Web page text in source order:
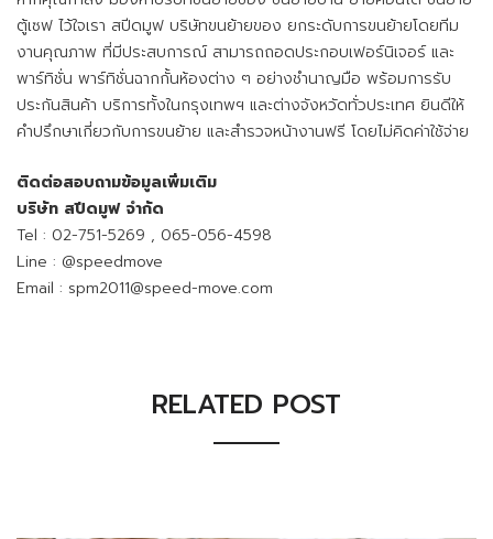
ตู้เซฟ ไว้ใจเรา สปีดมูฟ บริษัทขนย้ายของ ยกระดับการขนย้ายโดยทีม
งานคุณภาพ ที่มีประสบการณ์ สามารถถอดประกอบเฟอร์นิเจอร์ และ
พาร์ทิชั่น พาร์ทิชั่นฉากกั้นห้องต่าง ๆ อย่างชำนาญมือ พร้อมการรับ
ประกันสินค้า บริการทั้งในกรุงเทพฯ และต่างจังหวัดทั่วประเทศ ยินดีให้
คำปรึกษาเกี่ยวกับการขนย้าย และสำรวจหน้างานฟรี โดยไม่คิดค่าใช้จ่าย
ติดต่อสอบถามข้อมูลเพิ่มเติม
บริษัท สปีดมูฟ จำกัด
Tel : 02-751-5269 , 065-056-4598
Line : @speedmove
Email : spm2011@speed-move.com
RELATED POST